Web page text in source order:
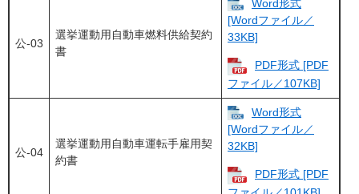
公-03
選挙運動用自動車燃料供給契約
書
Word形式
[Wordファイル／
33KB]
PDF形式 [PDF
ファイル／107KB]
公-04
選挙運動用自動車運転手雇用契
約書
Word形式
[Wordファイル／
32KB]
PDF形式 [PDF